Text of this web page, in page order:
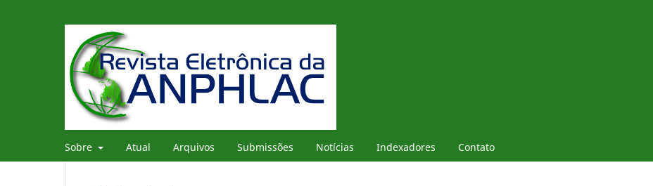
Sobre Atual Arquivos Submissões Notícias Indexadores Contato